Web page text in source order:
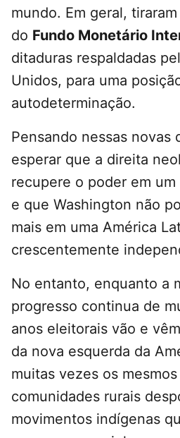
mundo. Em geral,
do Fundo Monetário
ditaduras respaldadas
Unidos, para uma
autodeterminação.
Pensando nessas novas
esperar que a direita
recupere o poder em
e que Washington não
mais em uma América
crescentemente
No entanto, enquanto a
progresso continua de
anos eleitorais vão e
da nova esquerda da
muitas vezes os
comunidades rurais
movimentos indígenas